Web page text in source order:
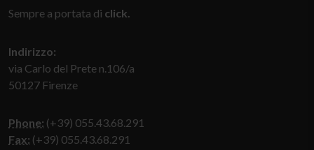
Sempre a portata di click.
Indirizzo:
via Carlo del Prete n.106/a
50127 Firenze
Phone: (+39) 055.43.68.291
Fax: (+39) 055.43.68.291